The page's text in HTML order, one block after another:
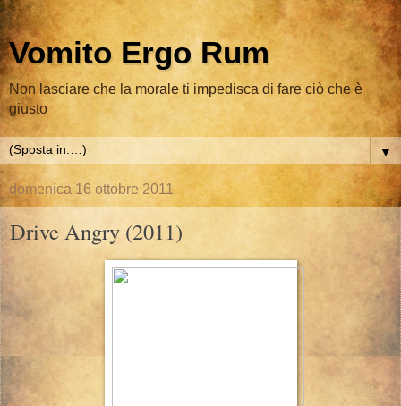
Vomito Ergo Rum
Non lasciare che la morale ti impedisca di fare ciò che è
giusto
▼
domenica 16 ottobre 2011
Drive Angry (2011)